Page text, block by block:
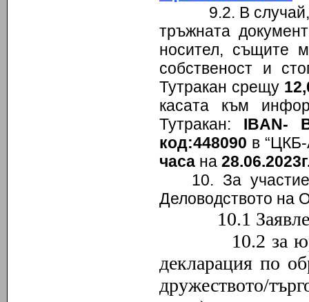
9.2. В случай, че
тръжната
носител, същите
собственост и
Тутракан срещу
касата към
Тутракан: IBAN-
код:448090 в
часа на
10. За
Деловодството на
10.1
10.2 за
декларация по
дружеството/